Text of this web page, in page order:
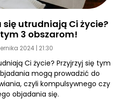
utrudniają Ci życie?
3 obszarom!
2024 21:30
Ci życie? Przyjrzyj się tym
mogą prowadzić do
czyli kompulsywnego czy
objadania się.